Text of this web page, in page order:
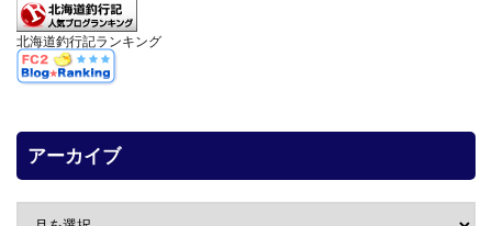
北海道釣行記ランキング
アーカイブ